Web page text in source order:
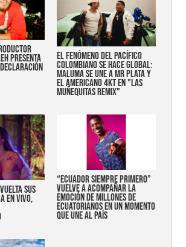
PRESENTA EL FENÓMENO DEL PACÍFICO
COLOMBIANO SE HACE GLOBAL:
MALUMA SE UNE A MR PLATA Y
EL AMERICANO 4KT EN "LAS
MUÑEQUITAS REMIX"
sus
en vivo,
“Ecuador siempre primero”
vuelve a acompañar la
emoción de millones de
ecuatorianos en un momento
que une al país